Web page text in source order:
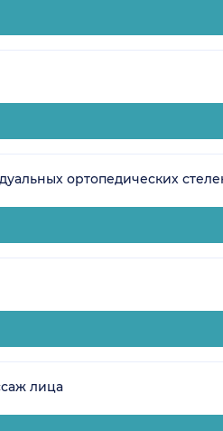
ортопедических
лица